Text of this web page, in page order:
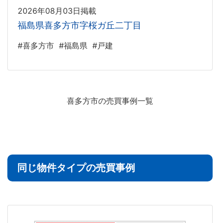
2026年08月03日掲載
福島県喜多方市字桜ガ丘二丁目
#喜多方市 #福島県 #戸建
喜多方市の売買事例一覧
同じ物件タイプの売買事例